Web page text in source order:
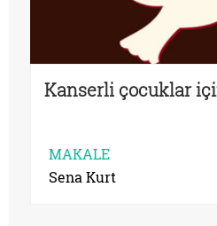
Kanserli çocuklar
MAKALE
Sena Kurt